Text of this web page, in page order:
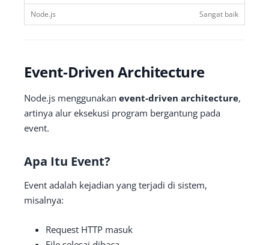
Sangat baik
Event-Driven Architecture
Node.js menggunakan event-driven architecture,
artinya alur eksekusi program bergantung pada
event.
Apa Itu Event?
Event adalah kejadian yang terjadi di sistem,
misalnya:
Request HTTP masuk